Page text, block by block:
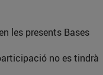
les presents Bases
no es tindrà